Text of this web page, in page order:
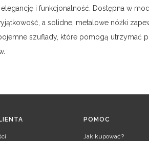
elegancję i funkcjonalność. Dostępna w
a solidne, metalowe nóżki
szuflady, które pomogą utrzymać
POMOC
Jak kupować?